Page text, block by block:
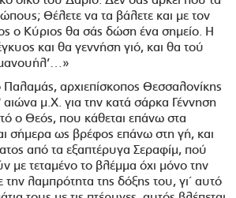
Θέλετε να τα βάλετε και με τον
ο Κύριος θα σάς δώση ένα σημείο. Η
και θα γεννήση γιό, και θα τού
Παλαμάς, αρχιεπίσκοπος Θεσσαλονίκης
αιώνα μ.Χ. για την κατά σάρκα Γέννηση
ο Θεός, που κάθεται επάνω στα
σήμερα ως βρέφος επάνω στη γή, και
από τα εξαπτέρυγα Σεραφίμ, πού
με τεταμένο το βλέμμα όχι μόνο την
λαμπρότητα της δόξης του, γι΄ αυτό